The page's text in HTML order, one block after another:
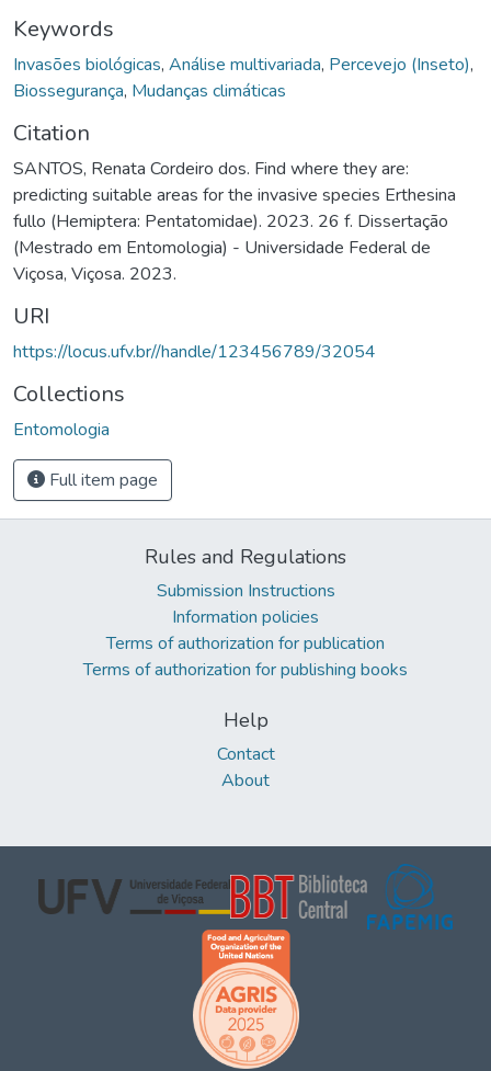
Keywords
Invasões biológicas, Análise multivariada, Percevejo (Inseto),
Biossegurança, Mudanças climáticas
Citation
SANTOS, Renata Cordeiro dos. Find where they are:
predicting suitable areas for the invasive species Erthesina
fullo (Hemiptera: Pentatomidae). 2023. 26 f. Dissertação
(Mestrado em Entomologia) - Universidade Federal de
Viçosa, Viçosa. 2023.
URI
https://locus.ufv.br//handle/123456789/32054
Collections
Entomologia
Full item page
Rules and Regulations
Submission Instructions
Information policies
Terms of authorization for publication
Terms of authorization for publishing books
Help
Contact
About